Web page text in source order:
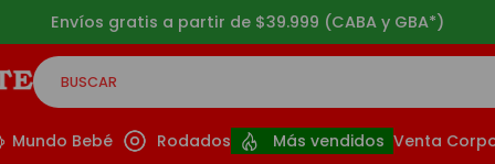
Envíos gratis a partir de $39.999 (CABA y GBA*)
BUSCAR
Mundo Bebé Rodados Más vendidos Venta